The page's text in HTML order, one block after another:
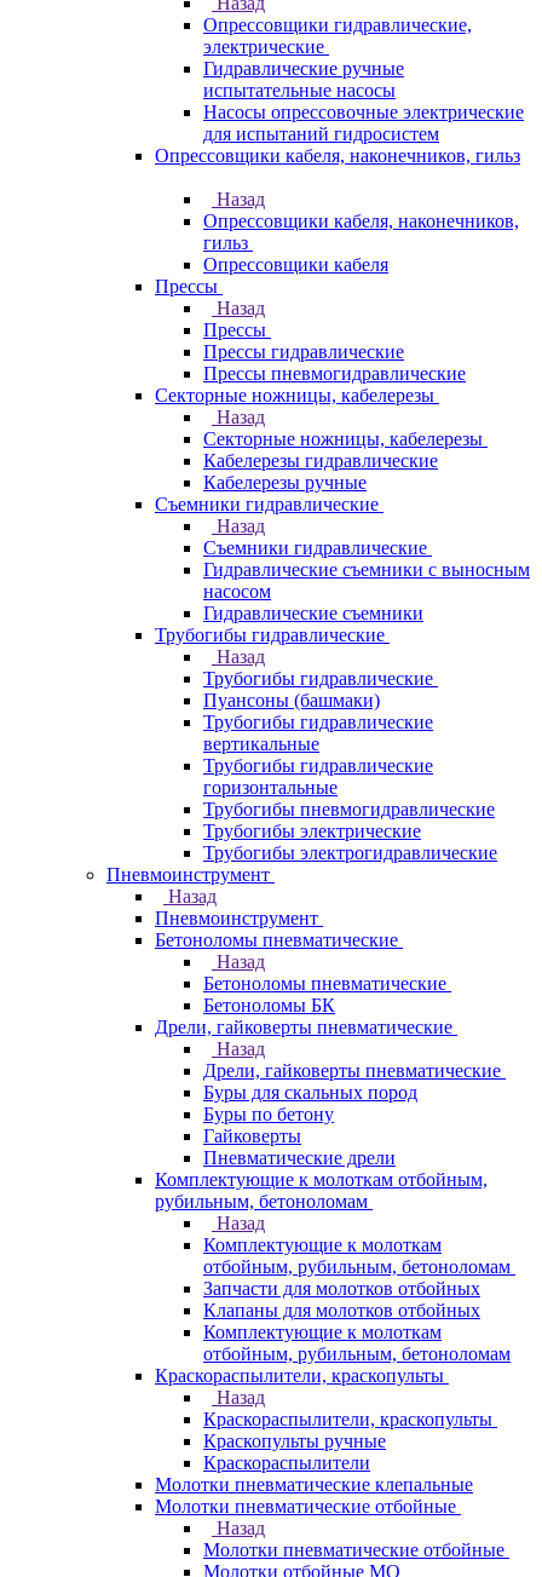
Опрессовщики гидравлические,
электрические
Гидравлические ручные
испытательные насосы
Насосы опрессовочные электрические
для испытаний гидросистем
Опрессовщики кабеля, наконечников, гильз
Назад
Опрессовщики кабеля, наконечников,
гильз
Опрессовщики кабеля
Прессы
Назад
Прессы
Прессы гидравлические
Прессы пневмогидравлические
Секторные ножницы, кабелерезы
Назад
Секторные ножницы, кабелерезы
Кабелерезы гидравлические
Кабелерезы ручные
Съемники гидравлические
Назад
Съемники гидравлические
Гидравлические cъемники с выносным
насосом
Гидравлические съемники
Трубогибы гидравлические
Назад
Трубогибы гидравлические
Пуансоны (башмаки)
Трубогибы гидравлические
вертикальные
Трубогибы гидравлические
горизонтальные
Трубогибы пневмогидравлические
Трубогибы электрические
Трубогибы электрогидравлические
Пневмоинструмент
Назад
Пневмоинструмент
Бетоноломы пневматические
Назад
Бетоноломы пневматические
Бетоноломы БК
Дрели, гайковерты пневматические
Назад
Дрели, гайковерты пневматические
Буры для скальных пород
Буры по бетону
Гайковерты
Пневматические дрели
Комплектующие к молоткам отбойным,
рубильным, бетоноломам
Назад
Комплектующие к молоткам
отбойным, рубильным, бетоноломам
Запчасти для молотков отбойных
Клапаны для молотков отбойных
Комплектующие к молоткам
отбойным, рубильным, бетоноломам
Краскораспылители, краскопульты
Назад
Краскораспылители, краскопульты
Краскопульты ручные
Краскораспылители
Молотки пневматические клепальные
Молотки пневматические отбойные
Назад
Молотки пневматические отбойные
Молотки отбойные МО